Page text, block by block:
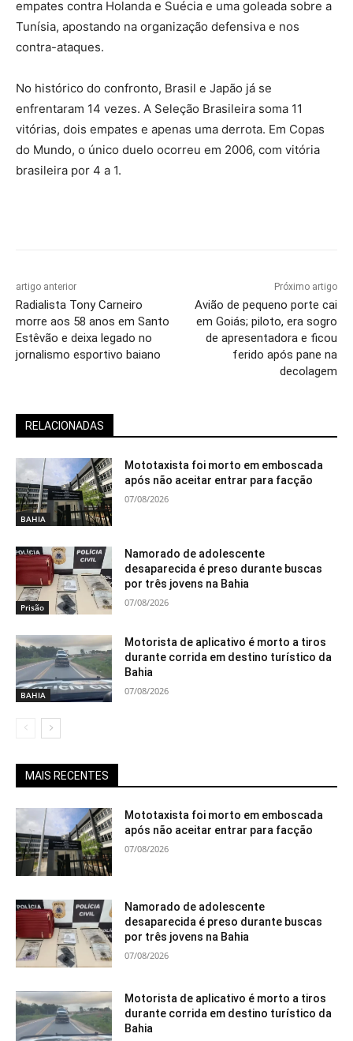
empates contra Holanda e Suécia e uma goleada sobre a
Tunísia, apostando na organização defensiva e nos
contra-ataques.
No histórico do confronto, Brasil e Japão já se
enfrentaram 14 vezes. A Seleção Brasileira soma 11
vitórias, dois empates e apenas uma derrota. Em Copas
do Mundo, o único duelo ocorreu em 2006, com vitória
brasileira por 4 a 1.
artigo anterior
Radialista Tony Carneiro
morre aos 58 anos em Santo
Estêvão e deixa legado no
jornalismo esportivo baiano
Próximo artigo
Avião de pequeno porte cai
em Goiás; piloto, era sogro
de apresentadora e ficou
ferido após pane na
decolagem
RELACIONADAS
BAHIA
Mototaxista foi morto em emboscada
após não aceitar entrar para facção
07/08/2026
Prisão
Namorado de adolescente
desaparecida é preso durante buscas
por três jovens na Bahia
07/08/2026
BAHIA
Motorista de aplicativo é morto a tiros
durante corrida em destino turístico da
Bahia
07/08/2026
MAIS RECENTES
Mototaxista foi morto em emboscada
após não aceitar entrar para facção
07/08/2026
Namorado de adolescente
desaparecida é preso durante buscas
por três jovens na Bahia
07/08/2026
Motorista de aplicativo é morto a tiros
durante corrida em destino turístico da
Bahia